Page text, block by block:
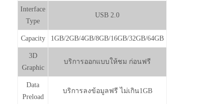
Interface
Type
USB 2.0
Capacity 1GB/2GB/4GB/8GB/16GB/32GB/64GB
3D
Graphic
บริการออกแบบให้ชม ก่อนฟรี
Data
Preload
บริการลงข้อมูลฟรี ไม่เกิน1GB